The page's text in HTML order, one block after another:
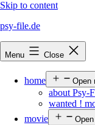
Skip to content
psy-file.de
Menu Close
home Open
about Psy-
wanted !
movie